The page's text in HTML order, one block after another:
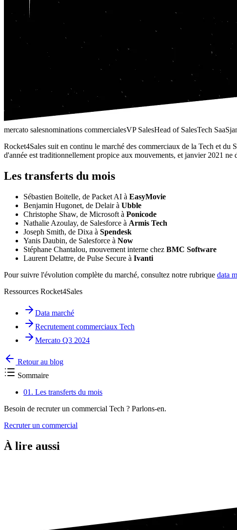
mercato salesnominations commercialesVP SalesHead of SalesTech SaaS
Rocket4Sales suit en continu le marché des commerciaux de la Tech et
d'année est traditionnellement propice aux mouvements, et janvier 2021 ne
Les transferts du mois
Sébastien Boitelle, de Packet AI à EasyMovie
Benjamin Hugonet, de Delair à Ubble
Christophe Shaw, de Microsoft à Ponicode
Nathalie Azoulay, de Salesforce à Armis Tech
Joseph Smith, de Dixa à Spendesk
Yanis Daubin, de Salesforce à Now
Stéphane Chantalou, mouvement interne chez BMC Software
Laurent Delattre, de Pulse Secure à Ivanti
Pour suivre l'évolution complète du marché, consultez notre rubrique data
Ressources Rocket4Sales
Data marché
Recrutement commerciaux Tech
Mercato Q3 2024
Retour au blog
Sommaire
01. Les transferts du mois
Besoin de recruter un commercial Tech ? Parlons-en.
Recruter un commercial
À lire aussi